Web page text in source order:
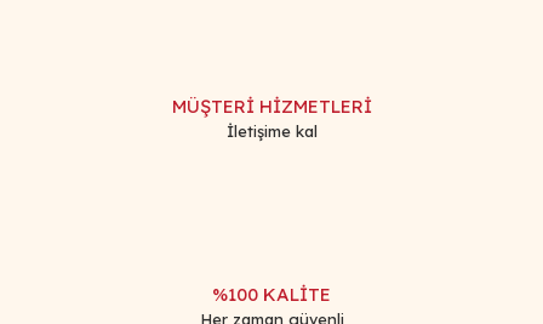
Ürün bilgilerinde hatalar bulunuyor.
MÜŞTERİ HİZMETLERİ
İletişime kal
%100 KALİTE
Her zaman güvenli